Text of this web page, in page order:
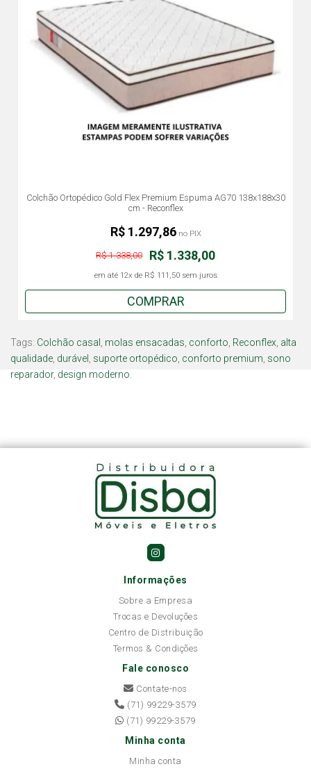
Colchão Ortopédico Gold Flex Premium Espuma AG70 138x188x30
cm - Reconflex
R$ 1.338,00
R$ 1.338,00
em até 12x de R$ 111,50sem juros
R$ 1.297,86no PIX
COMPRAR
Tags: Colchão casal molas ensacadas conforto Reconflex alta
qualidade durável suporte ortopédico conforto premium sono
reparador, design moderno.
Informações
Sobre a Empresa
Trocas e Devoluções
Centro de Distribuição
Termos & Condições
Fale conosco
Contate-nos
(71) 99229-3579
(71) 99229-3579
Minha conta
Minha conta